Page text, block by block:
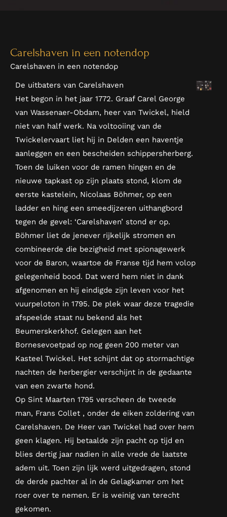
Carelshaven in een notendop
Carelshaven in een notendop
De uitbaters van Carelshaven
Het begon in het jaar 1772. Graaf Carel George
van Wassenaer-Obdam, heer van Twickel, hield
niet van half werk. Na voltooiing van de
Twickelervaart liet hij in Delden een haventje
aanleggen en een bescheiden schippersherberg.
Toen de luiken voor de ramen hingen en de
nieuwe tapkast op zijn plaats stond, klom de
eerste kastelein, Nicolaas Böhmer, op een
ladder en hing een smeedijzeren uithangbord
tegen de gevel: ‘Carelshaven’ stond er op.
Böhmer liet de jenever rijkelijk stromen en
combineerde die bezigheid met spionagewerk
voor de Baron, waartoe de Franse tijd hem volop
gelegenheid bood. Dat werd hem niet in dank
afgenomen en hij eindigde zijn leven voor het
vuurpeloton in 1795. De plek waar deze tragedie
afspeelde staat nu bekend als het
Beumerskerkhof. Gelegen aan het
Bornesevoetpad op nog geen 200 meter van
Kasteel Twickel. Het schijnt dat op stormachtige
nachten de herbergier verschijnt in de gedaante
van een zwarte hond.
Op Sint Maarten 1795 verscheen de tweede
man, Frans Collet , onder de eiken zoldering van
Carelshaven. De Heer van Twickel had over hem
geen klagen. Hij betaalde zijn pacht op tijd en
blies dertig jaar nadien in alle vrede de laatste
adem uit. Toen zijn lijk werd uitgedragen, stond
de derde pachter al in de Gelagkamer om het
roer over te nemen. Er is weinig van terecht
gekomen.